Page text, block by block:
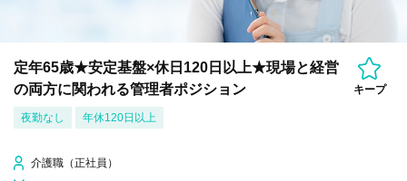
定年65歳★安定基盤×休日120日以上★現場と経営
の両方に関われる管理者ポジション
キープ
夜勤なし 年休120日以上
介護職（正社員）